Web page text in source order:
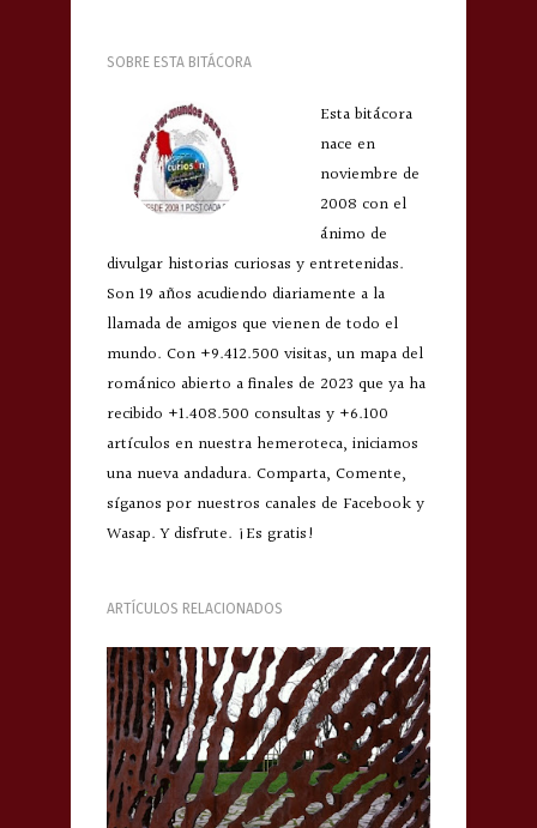
SOBRE ESTA BITÁCORA
Esta bitácora
nace en
noviembre de
2008 con el
ánimo de
divulgar historias curiosas y entretenidas.
Son 19 años acudiendo diariamente a la
llamada de amigos que vienen de todo el
mundo. Con +9.412.500 visitas, un mapa del
románico abierto a finales de 2023 que ya ha
recibido +1.408.500 consultas y +6.100
artículos en nuestra hemeroteca, iniciamos
una nueva andadura. Comparta, Comente,
síganos por nuestros canales de Facebook y
Wasap. Y disfrute. ¡Es gratis!
ARTÍCULOS RELACIONADOS